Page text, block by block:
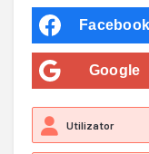
Facebook
Google